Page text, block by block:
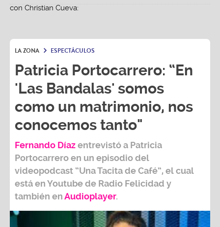
LA ZONA ESPECTÁCULOS
Patricia Portocarrero: “En
'Las Bandalas' somos
como un matrimonio, nos
conocemos tanto"
Portocarreroen un episodio del
videopodcast“Una Tacita de Café”,
está en Youtube de Radio Felicidady
también enAudioplayer.